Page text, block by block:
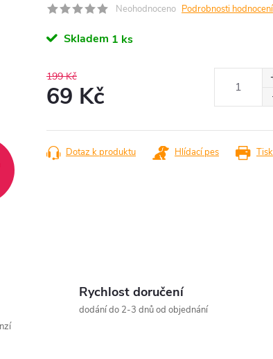
Neohodnoceno Podrobnosti hodnocení
Skladem 1 ks
199 Kč
69 Kč
cena:
Tisk
Dotaz k produktu Hlídací pes
Rychlost doručení
dodání do 2-3 dnů od objednání